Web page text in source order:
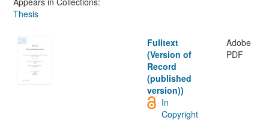
Thesis
Fulltext
(Version of
Record
(published
version))
Adobe
PDF
In
Copyright